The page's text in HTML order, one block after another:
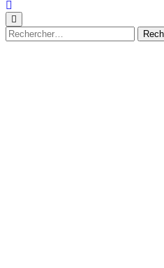
Rechercher :